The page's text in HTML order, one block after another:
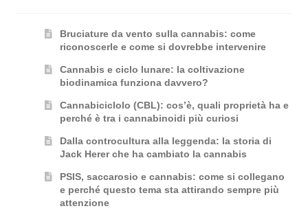
Bruciature da vento sulla cannabis: come
riconoscerle e come si dovrebbe intervenire
Cannabis e ciclo lunare: la coltivazione
biodinamica funziona davvero?
Cannabiciclolo (CBL): cos’è, quali proprietà ha e
perché è tra i cannabinoidi più curiosi
Dalla controcultura alla leggenda: la storia di
Jack Herer che ha cambiato la cannabis
PSIS, saccarosio e cannabis: come si collegano
e perché questo tema sta attirando sempre più
attenzione